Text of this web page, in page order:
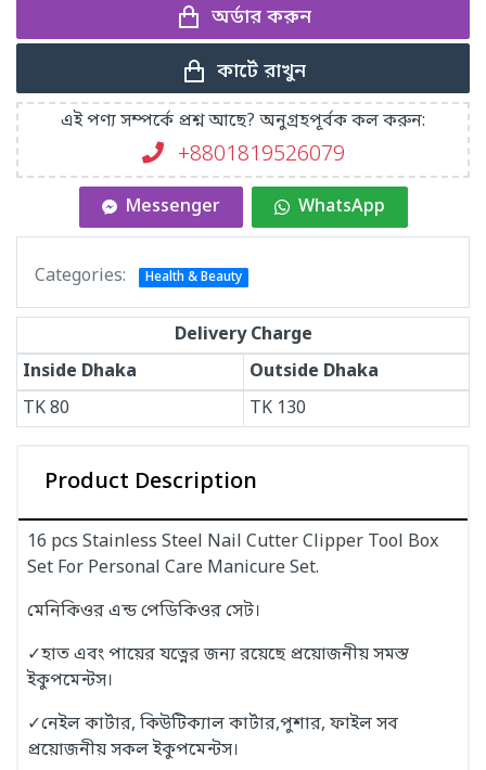
অর্ডার করুন
কার্টে রাখুন
এই পণ্য সম্পর্কে প্রশ্ন আছে? অনুগ্রহপূর্বক কল করুন:
+8801819526079
Messenger WhatsApp
Categories: Health & Beauty
Delivery Charge
Inside Dhaka
Outside Dhaka
TK80 TK 130
Product Description
16 pcs Stainless Steel Nail Cutter Clipper Tool Box
Set For Personal Care Manicure Set.
মেনিকিওর এন্ড পেডিকিওর সেট।
✓হাত এবং পায়ের যত্নের জন্য রয়েছে প্রয়োজনীয় সমস্ত
ইকুপমেন্টস।
✓নেইল কার্টার, কিউটিক্যাল কার্টার,পুশার, ফাইল সব
প্রয়োজনীয় সকল ইকুপমেন্টস।